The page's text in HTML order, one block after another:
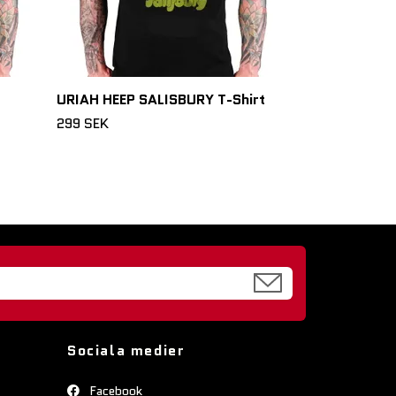
URIAH HEEP SALISBURY T-Shirt
299 SEK
Sociala medier
Facebook